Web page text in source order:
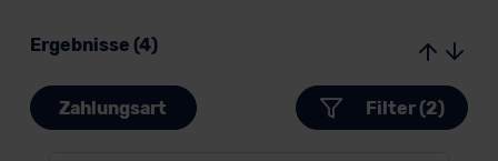
Ergebnisse (4)
Zahlungsart Filter (2)